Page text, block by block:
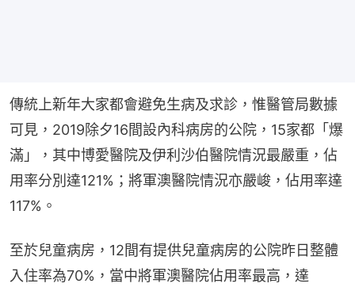
傳統上新年大家都會避免生病及求診，惟醫管局數據
可見，2019除夕16間設內科病房的公院，15家都「爆
滿」，其中博愛醫院及伊利沙伯醫院情況最嚴重，佔
用率分別達121%；將軍澳醫院情況亦嚴峻，佔用率達
117%。
至於兒童病房，12間有提供兒童病房的公院昨日整體
入住率為70%，當中將軍澳醫院佔用率最高，達